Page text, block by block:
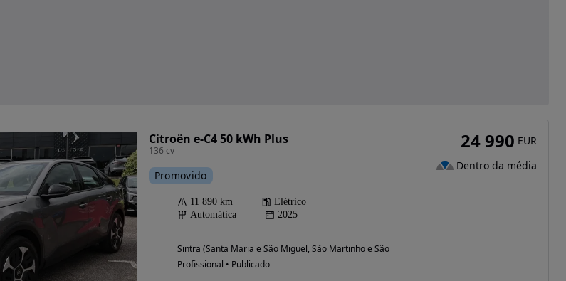
Citroën e-C4 50 kWh Plus
136 cv
Promovido
11 890 km
Elétrico
Automática
2025
Sintra (Santa Maria e São Miguel, São Martinho e São Pedro de Penaferrim) (Lisboa)
Profissional • Publicado
24 990 EUR
Dentro da média